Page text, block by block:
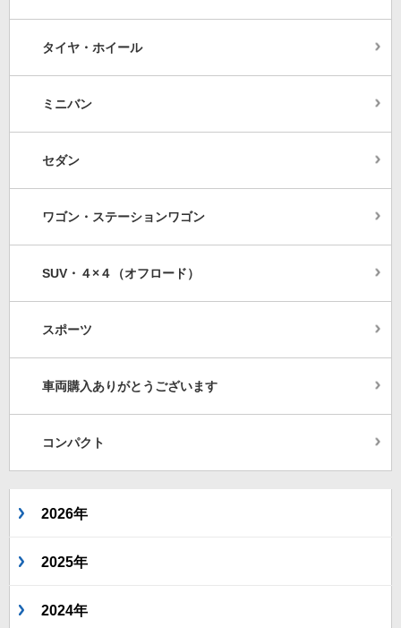
タイヤ・ホイール
ミニバン
セダン
ワゴン・ステーションワゴン
SUV・４×４（オフロード）
スポーツ
車両購入ありがとうございます
コンパクト
2026年
2025年
2024年